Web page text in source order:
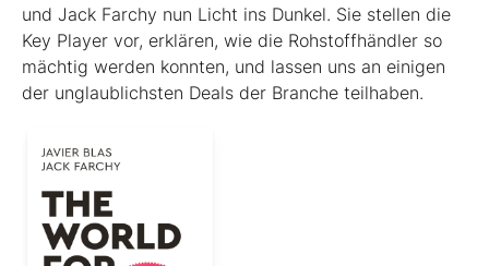
und Jack Farchy nun Licht ins Dunkel. Sie stellen die
Key Player vor, erklären, wie die Rohstoffhändler so
mächtig werden konnten, und lassen uns an einigen
der unglaublichsten Deals der Branche teilhaben.